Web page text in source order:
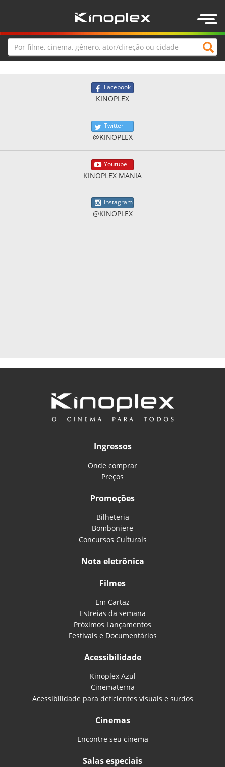
Facebook
KINOPLEX
Twitter
@KINOPLEX
Youtube
KINOPLEX MANIA
Instagram
@KINOPLEX
Ingressos
Onde comprar
Preços
Promoções
Bilheteria
Bomboniere
Concursos Culturais
Nota eletrônica
Filmes
Em Cartaz
Estreias da semana
Próximos Lançamentos
Festivais e Documentários
Acessibilidade
Kinoplex Azul
Cinematerna
Acessibilidade para deficientes visuais e surdos
Cinemas
Encontre seu cinema
Salas especiais